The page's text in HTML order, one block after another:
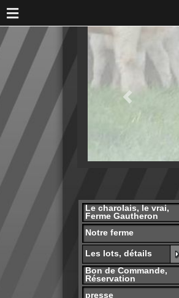
Notre ferme
Les lots, détails
Bon de Commande,
Réservation
presse
Recettes